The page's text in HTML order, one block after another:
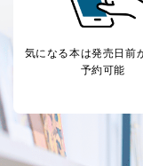
気になる本は発売日前
予約可能